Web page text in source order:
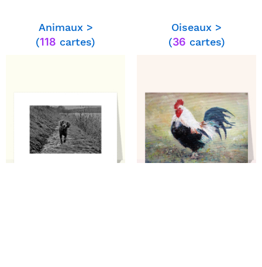
mon destinataire adore les chats
⭐⭐⭐⭐ le 27/07/23 : Le dessin est très
mignon,mais le fond et à retravailler car
Animaux >
(118 cartes)
Oiseaux >
(36 cartes)